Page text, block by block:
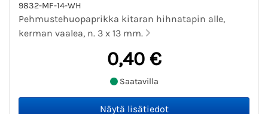
9832-MF-14-WH
Pehmustehuopaprikka kitaran hihnatapin alle,
kerman vaalea, n. 3 x 13 mm.
0,40 €
Saatavilla